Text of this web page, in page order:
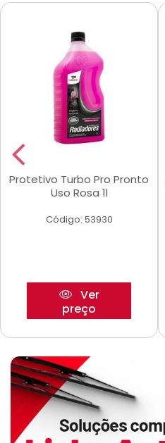
Protetivo Turbo Pro Pronto
Uso Rosa 1l
Código: 53930
Ver
preço